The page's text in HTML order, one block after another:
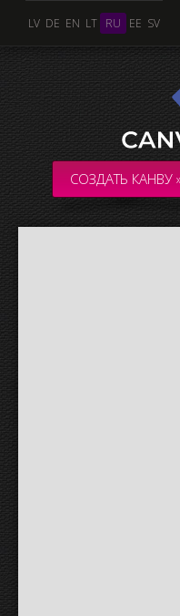
LV DE EN LT RU EE SV
СОЗДАТЬ КАНВУ
КОЛЛАЖ /